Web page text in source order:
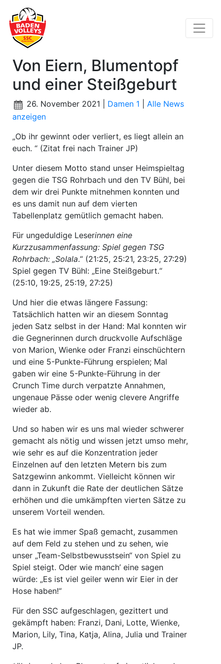
Von Eiern, Blumentopf
und einer Steißgeburt
26. November 2021 | Damen 1
Alle News
anzeigen
„Ob ihr gewinnt oder verliert, es liegt allein an
euch. “ (Zitat frei nach Trainer JP)
Unter diesem Motto stand unser Heimspieltag
gegen die TSG Rohrbach und den TV Bühl, bei
dem wir drei Punkte mitnehmen konnten und
es uns damit nun auf dem vierten
Tabellenplatz gemütlich gemacht haben.
Für ungeduldige Leserinnen eine
Kurzzusammenfassung: Spiel gegen TSG
Rohrbach: „Solala.“ (21:25, 25:21, 23:25, 27:29)
Spiel gegen TV Bühl: „Eine Steißgeburt.“
(25:10, 19:25, 25:19, 27:25)
Und hier die etwas längere Fassung:
Tatsächlich hatten wir an diesem Sonntag
jeden Satz selbst in der Hand: Mal konnten wir
die Gegnerinnen durch druckvolle Aufschläge
von Marion, Wienke oder Franzi einschüchtern
und eine 5-Punkte-Führung erspielen; Mal
gaben wir eine 5-Punkte-Führung in der
Crunch Time durch verpatzte Annahmen,
ungenaue Pässe oder wenig clevere Angriffe
wieder ab.
Und so haben wir es uns mal wieder schwerer
gemacht als nötig und wissen jetzt umso mehr,
wie sehr es auf die Konzentration jeder
Einzelnen auf den letzten Metern bis zum
Satzgewinn ankommt. Vielleicht können wir
dann in Zukunft die Rate der deutlichen Sätze
erhöhen und die umkämpften vierten Sätze zu
unserem Vorteil wenden.
Es hat wie immer Spaß gemacht, zusammen
auf dem Feld zu stehen und zu sehen, wie
unser „Team-Selbstbewusstsein“ von Spiel zu
Spiel steigt. Oder wie manch’ eine sagen
würde: „Es ist viel geiler wenn wir Eier in der
Hose haben!“
Für den SSC aufgeschlagen, gezittert und
gekämpft haben: Franzi, Dani, Lotte, Wienke,
Marion, Lily, Tina, Katja, Alina, Julia und Trainer
JP.